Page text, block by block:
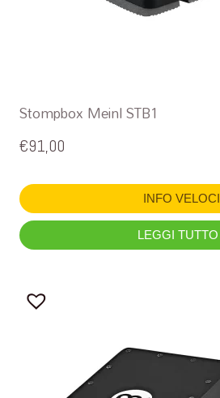
Stompbox Meinl STB1
€91,00
INFO VELOCI
LEGGI TUTTO